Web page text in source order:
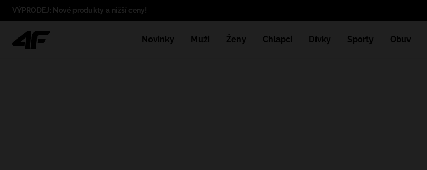
VÝPRODEJ: Nové produkty a nižší ceny!
Novinky Muži Ženy Chlapci Dívky Sporty Obuv